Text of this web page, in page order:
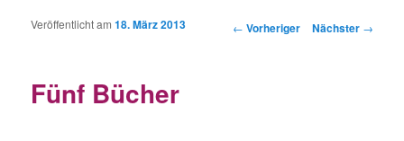
Beitragsnavigation
← Vorheriger Nächster →
Fünf Bücher
Veröffentlicht am18. März 2013